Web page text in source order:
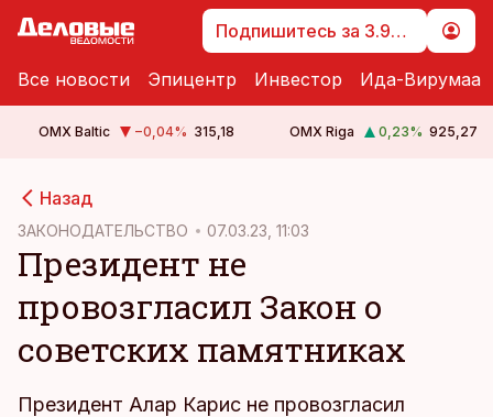
Подпишитесь за 3.99 €
Все новости Эпицентр Инвестор Ида-Вирумаа
OMX Baltic −0,04% 315,18 OMX Riga 0,23% 925,27
Назад
ЗАКОНОДАТЕЛЬСТВО 07.03.23, 11:03
Президент не
провозгласил Закон о
советских памятниках
Президент Алар Карис не провозгласил